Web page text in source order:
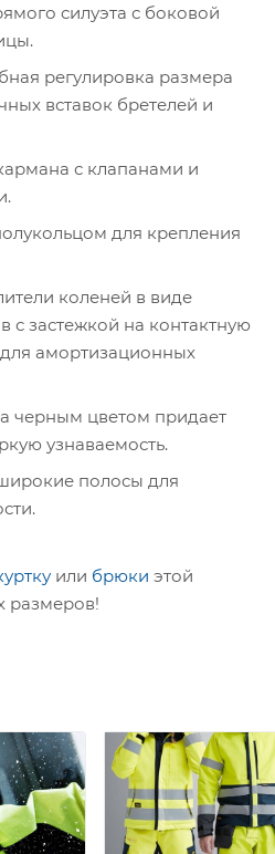
силуэта с боковой
регулировка размера
вставок бретелей и
с клапанами и
для крепления
коленей в виде
с застежкой на контактную
амортизационных
черным цветом придает
узнаваемость.
полосы для
или брюки этой
размеров!